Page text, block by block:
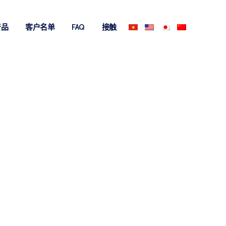
客户名单 FAQ 接触